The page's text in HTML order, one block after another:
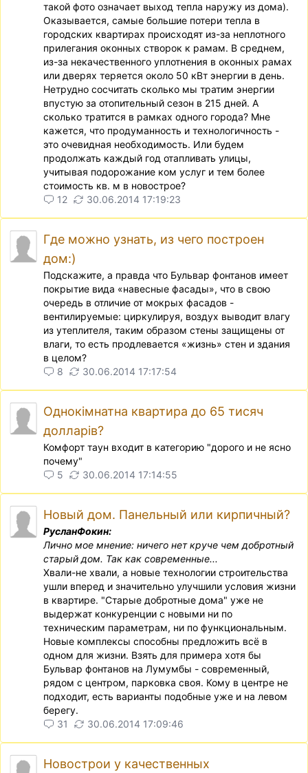
такой фото означает выход тепла наружу из дома).
Оказывается, самые большие потери тепла в
городских квартирах происходят из-за неплотного
прилегания оконных створок к рамам. В среднем,
из-за некачественного уплотнения в оконных рамах
или дверях теряется около 50 кВт энергии в день.
Нетрудно сосчитать сколько мы тратим энергии
впустую за отопительный сезон в 215 дней. А
сколько тратится в рамках одного города? Мне
кажется, что продуманность и технологичность -
это очевидная необходимость. Или будем
продолжать каждый год отапливать улицы,
учитывая подорожание ком услуг и тем более
стоимость кв. м в новострое?
12
30.06.2014 17:19:23
Где можно узнать, из чего построен
дом:)
Подскажите, а правда что Бульвар фонтанов имеет
покрытие вида «навесные фасады», что в свою
очередь в отличие от мокрых фасадов -
вентилируемые: циркулируя, воздух выводит влагу
из утеплителя, таким образом стены защищены от
влаги, то есть продлевается «жизнь» стен и здания
в целом?
8
30.06.2014 17:17:54
Однокімнатна квартира до 65 тисяч
долларів?
Комфорт таун входит в категорию "дорого и не ясно
почему"
5
30.06.2014 17:14:55
Новый дом. Панельный или кирпичный?
РусланФокин:
Лично мое мнение: ничего нет круче чем добротный
старый дом. Так как современные...
Хвали-не хвали, а новые технологии строительства
ушли вперед и значительно улучшили условия жизни
в квартире. "Старые добротные дома" уже не
выдержат конкуренции с новыми ни по
техническим параметрам, ни по функциональным.
Новые комплексы способны предложить всё в
одном для жизни. Взять для примера хотя бы
Бульвар фонтанов на Лумумбы - современный,
рядом с центром, парковка своя. Кому в центре не
подходит, есть варианты подобные уже и на левом
берегу.
31
30.06.2014 17:09:46
Новострои у качественных